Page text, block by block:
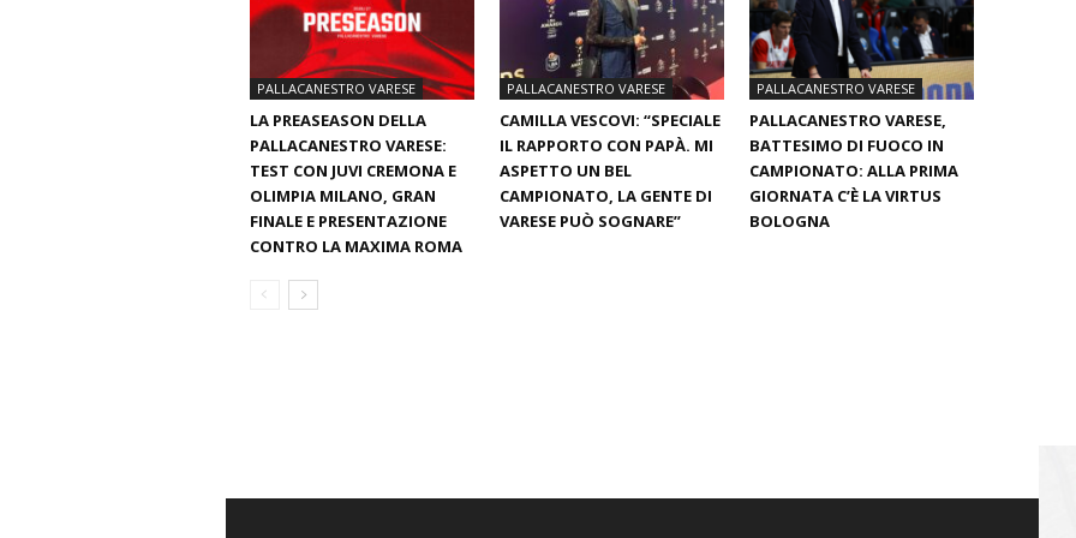
PALLACANESTRO VARESE
LA PREASEASON DELLA
PALLACANESTRO VARESE:
TEST CON JUVI CREMONA E
OLIMPIA MILANO, GRAN
FINALE E PRESENTAZIONE
CONTRO LA MAXIMA ROMA
PALLACANESTRO VARESE
CAMILLA VESCOVI: “SPECIALE
IL RAPPORTO CON PAPÀ. MI
ASPETTO UN BEL
CAMPIONATO, LA GENTE DI
VARESE PUÒ SOGNARE”
PALLACANESTRO VARESE
PALLACANESTRO VARESE,
BATTESIMO DI FUOCO IN
CAMPIONATO: ALLA PRIMA
GIORNATA C’È LA VIRTUS
BOLOGNA